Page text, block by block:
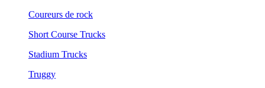
Coureurs de rock
Short Course Trucks
Stadium Trucks
Truggy